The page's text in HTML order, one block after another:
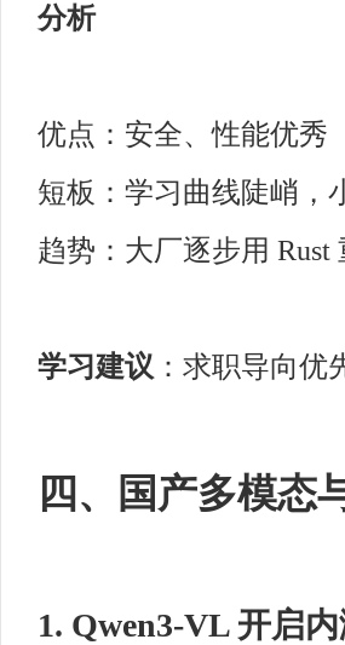
分析
优点：安全、性能优秀
短板：学习曲线陡峭，
趋势：大厂逐步用
学习建议 ：求职导向优
四、国产多模态
1. Qwen3-VL 开启